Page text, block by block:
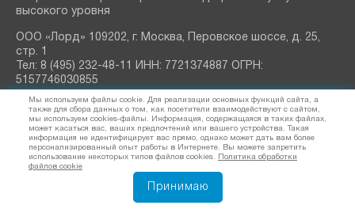
высокого уровня
ООО «Лорд» 109202, г. Москва, Перовское шоссе, д. 25,
стр. 1
Тел: 8 (495) 232-48-11 ИНН: 7721374887 ОГРН:
5157746030855
РАССЫЛКА узнавайте о новостях и акциях
Я согласен (а) на обработкуперсональных данных
Мы используем файлы cookie. Для реализации основных функций сайта, а
также для сбора данных о том, как посетители взаимодействуют с сайтом,
мы используем cookies-файлы. Информация, содержащаяся в таких файлах,
может касаться вас, ваших предпочтений или вашего устройства. Такая
информация не идентифицирует вас прямо, однако может дать вам более
персонализированный опыт работы в Интернете. Вы можете запретить
использование некоторых типов файлов cookies.
Политика обработки
файлов cookie
Принимаю